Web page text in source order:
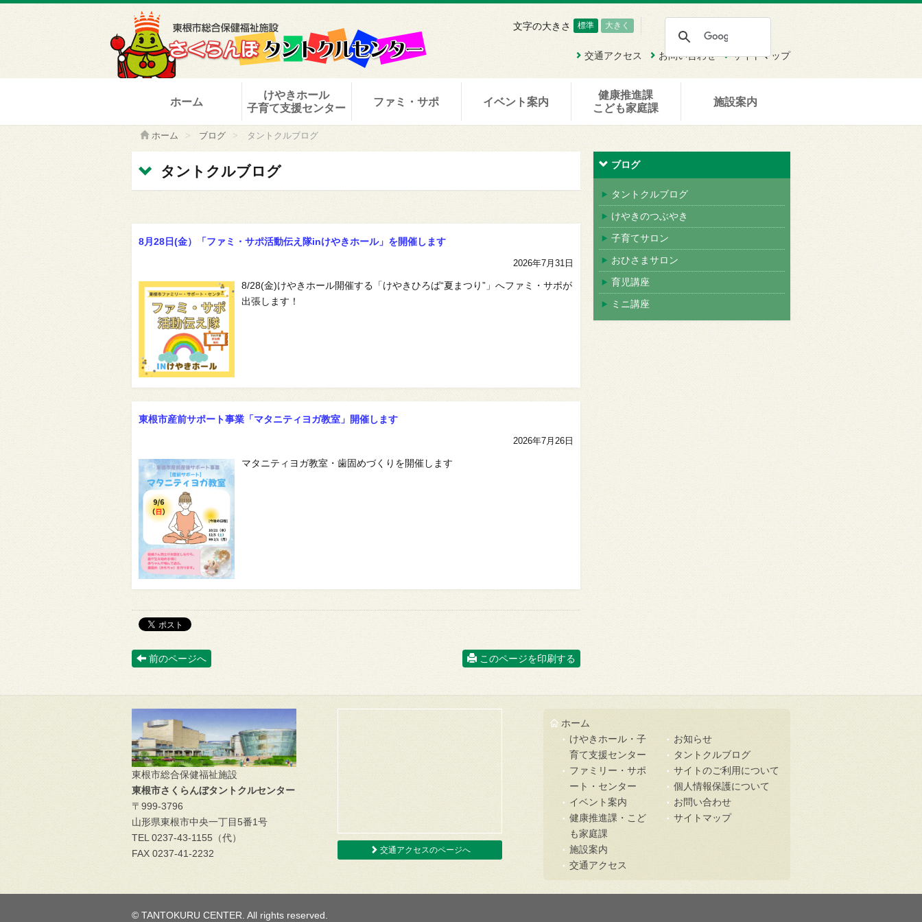
交通アクセス お問い合わせ サイトマップ
文字の大きさ 標準 大きく
ホーム
けやきホール
子育て支援センター
ファミ・サポ イベント案内
健康推進課
こども家庭課
施設案内
ホーム > ブログ > タントクルブログ
タントクルブログ
8月28日(金）「ファミ・サポ活動伝え隊inけやきホール」を開催します
2026年7月31日
8/28(金)けやきホール開催する「けやきひろば“夏まつり”」へファミ・サポが
出張します！
東根市産前サポート事業「マタニティヨガ教室」開催します
2026年7月26日
マタニティヨガ教室・歯固めづくりを開催します
ブログ
タントクルブログ
けやきのつぶやき
子育てサロン
おひさまサロン
育児講座
ミニ講座
前のページへ このページを印刷する
東根市総合保健福祉施設
東根市さくらんぼタントクルセンター
〒999-3796
山形県東根市中央一丁目5番1号
TEL 0237-43-1155（代）
FAX 0237-41-2232
交通アクセスのページへ
ホーム
けやきホール・子
育て支援センター
ファミリー・サポ
ート・センター
イベント案内
健康推進課・こど
も家庭課
施設案内
交通アクセス
お知らせ
タントクルブログ
サイトのご利用について
個人情報保護について
お問い合わせ
サイトマップ
© TANTOKURU CENTER. All rights reserved.